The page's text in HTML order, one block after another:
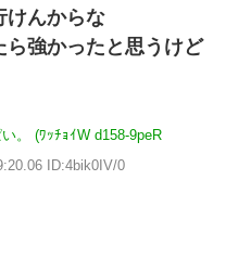
けんからな
強かったと思うけど
。 (ﾜｯﾁｮｲW d158-9peR
ID:4bik0IV/0